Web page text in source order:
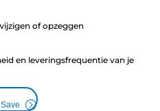
of opzeggen
en leveringsfrequentie van je